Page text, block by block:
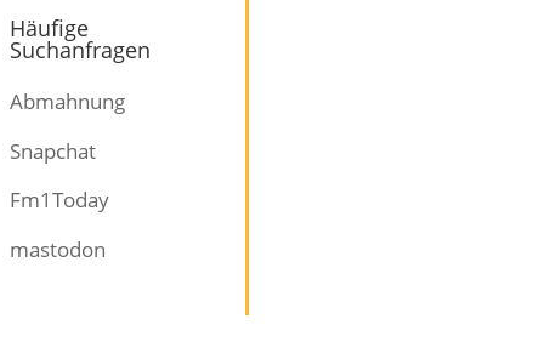
Häufige
Suchanfragen
Abmahnung
Snapchat
Fm1Today
mastodon